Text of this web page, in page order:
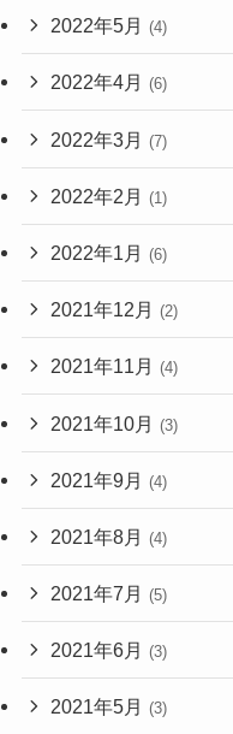
2022年5月 (4)
2022年4月 (6)
2022年3月 (7)
2022年2月 (1)
2022年1月 (6)
2021年12月 (2)
2021年11月 (4)
2021年10月 (3)
2021年9月 (4)
2021年8月 (4)
2021年7月 (5)
2021年6月 (3)
2021年5月 (3)